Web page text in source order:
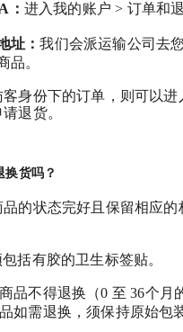
： 进入我的账户 > 订单和
址：我们会派运输公司去
品。
身份下的订单，则可以进
退货。
换货吗？
的状态完好且保留相应
括有胶的卫生标签贴。
品不得退换（0 至 36个月
如需退换，须保持原始包